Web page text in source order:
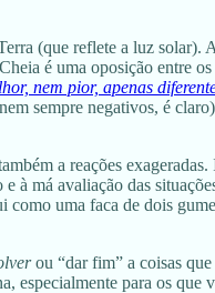
(que reflete a luz solar).
é uma oposição entre
nem pior, apenas
sempre negativos, é
a reações
à má avaliação das
uma faca de dois
ou “dar fim” a coisas que
especialmente para os que